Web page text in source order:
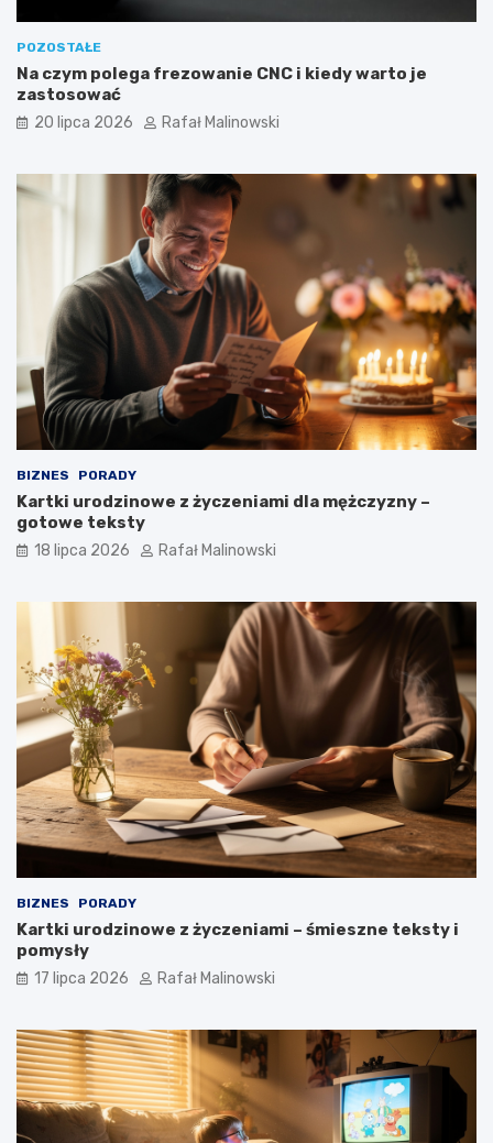
POZOSTAŁE
Na czym polega frezowanie CNC i kiedy warto je
zastosować
20 lipca 2026 Rafał Malinowski
BIZNES PORADY
Kartki urodzinowe z życzeniami dla mężczyzny –
gotowe teksty
18 lipca 2026 Rafał Malinowski
BIZNES PORADY
Kartki urodzinowe z życzeniami – śmieszne teksty i
pomysły
17 lipca 2026 Rafał Malinowski